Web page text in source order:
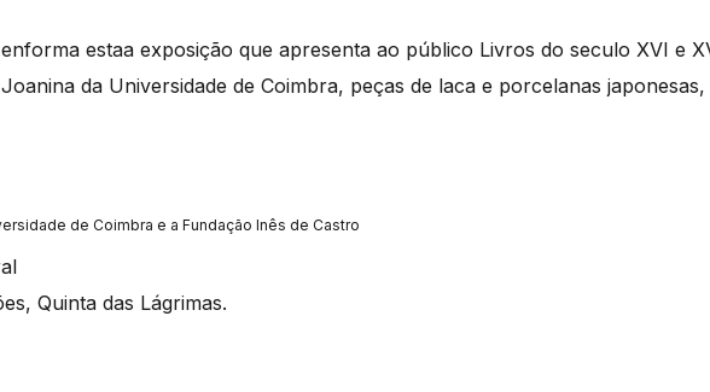
estaa exposição que apresenta ao público Livros do seculo XVI e
da Universidade de Coimbra, peças de laca e porcelanas japonesas,
de Coimbra e a Fundação Inês de Castro
Quinta das Lágrimas.